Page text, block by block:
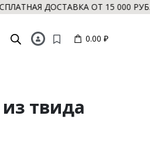
ДОСТАВКА ОТ 15 000
0.00 ₽
из твида